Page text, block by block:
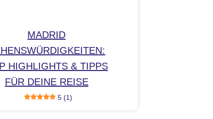
MADRID
HIGHLIGHTS & TIPPS
FÜR DEINE REISE
5 (1)